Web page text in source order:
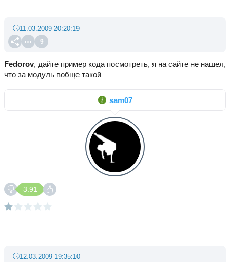
9
11.03.2009 20:20:19
Fedorov, дайте пример кода посмотреть, я на сайте не нашел,
что за модуль вобще такой
sam07
3.91
12.03.2009 19:35:10